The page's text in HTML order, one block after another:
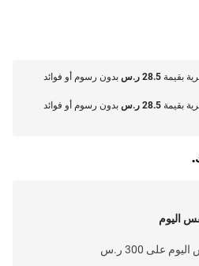
28.5 ر.س
بدون رسوم أو فوائد
28.5 ر.س
بدون رسوم أو فوائد
اليوم
على 300 ر.س